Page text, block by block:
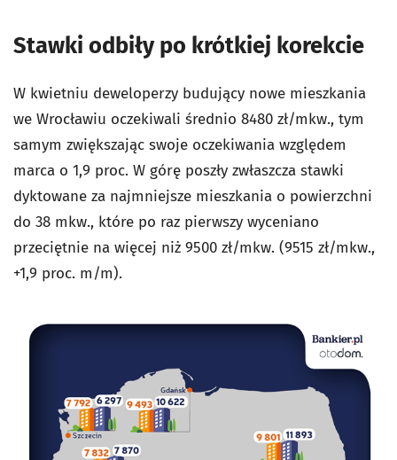
Stawki odbiły po krótkiej korekcie
W kwietniu deweloperzy budujący nowe mieszkania
we Wrocławiu oczekiwali średnio 8480 zł/mkw., tym
samym zwiększając swoje oczekiwania względem
marca o 1,9 proc. W górę poszły zwłaszcza stawki
dyktowane za najmniejsze mieszkania o powierzchni
do 38 mkw., które po raz pierwszy wyceniano
przeciętnie na więcej niż 9500 zł/mkw. (9515 zł/mkw.,
+1,9 proc. m/m).